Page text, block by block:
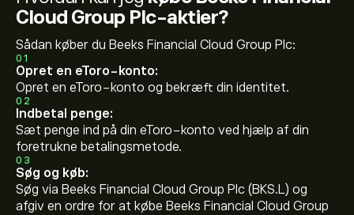
Cloud Group Plc-aktier?
Sådan køber du Beeks Financial Cloud Group Plc:
01
Opret en eToro-konto:
Opret en eToro-konto og bekræft din identitet.
02
Indbetal penge:
Sæt penge ind på din eToro-konto ved hjælp af din
foretrukne betalingsmetode.
03
Søg og køb:
Søg via Beeks Financial Cloud Group Plc (BKS.L) og
afgiv en ordre for at købe Beeks Financial Cloud Group